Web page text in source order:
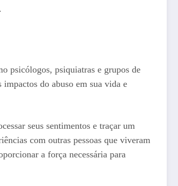
psicólogos, psiquiatras e grupos de
do abuso em sua vida e
seus sentimentos e traçar um
com outras pessoas que viveram
a força necessária para